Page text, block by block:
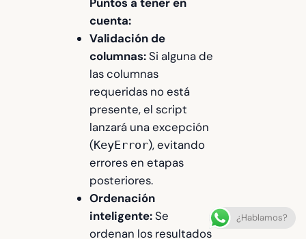
cuenta:
Validación de
columnas:Si alguna de
las columnas
requeridas no está
presente, el script
lanzará una excepción
(KeyError), evitando
errores en etapas
posteriores.
Ordenación
inteligente:Se
ordenan los resultados
¿Hablamos?